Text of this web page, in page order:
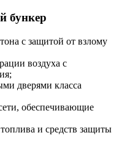
бункер
с защитой от взлому
воздуха с
дверями класса
обеспечивающие
и средств защиты